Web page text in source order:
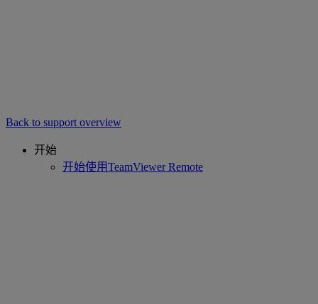
Back to support overview
开始
开始使用TeamViewer Remote